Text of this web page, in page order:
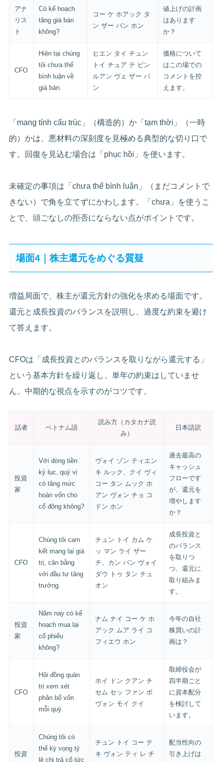
アナ
リス
ト
Có kế hoạch
tăng giá bán
không?
コー ケ ホアック タ
ン ザー バン ホン
値上げの計画
はあります
か？
CFO
Hiện tại chúng
tôi chưa thể
bình luận về
giá bán.
ヒエン タイ チュン
トイ チュア テ ビン
ルアン ヴェ ザー バ
ン
価格について
はこの場での
コメントを控
えます。
「mang tính cấu trúc」（構造的）か「tạm thời」（一時
的）かは、悪材料の深刻度を見極める典型的な切り口で
す。回復を見込む場合は「phục hồi」を使います。
未確定の事項は「chưa thể bình luận」（まだコメントで
きない）で角を立てずにかわします。「chưa」を使うこ
とで、頭ごなしの拒否にならない点がポイントです。
場面4｜株主還元をめぐる質疑
増益局面で、株主が還元方針の強化を求める場面です。
還元と成長投資のバランスを説明し、過度な約束を避け
て答えます。
CFOは「成長投資とのバランスを取りながら還元する」
という基本方針を繰り返し、単年の約束はしていませ
ん。中期的な視点を示すのがコツです。
話者 ベトナム語
読み方（カタカナ読
み）
日本語訳
投資
家
Với dòng tiền
kỷ lục, quý vị
có tăng mức
hoàn vốn cho
cổ đông không?
ヴォイ ゾン ティエン
キ ルック、クイ ヴィ
コー タン ムック ホ
アン ヴォン チョ コ
ドン ホン
過去最高の
キャッシュ
フローです
が、還元を
増やします
か？
CFO
Chúng tôi cam
kết mang lại giá
trị, cân bằng
với đầu tư tăng
trưởng.
チュン トイ カム ケ
ッ マン ライ ザー
チ、カン バン ヴォイ
ダウ トゥ タン チュ
オン
成長投資と
のバランス
を取りつ
つ、還元に
取り組みま
す。
投資
家
Năm nay có kế
hoạch mua lại
cổ phiếu
không?
ナム ナイ コー ケ ホ
アック ムア ライ コ
フィエウ ホン
今年の自社
株買いの計
画は？
CFO
Hội đồng quản
trị xem xét
phân bổ vốn
mỗi quý.
ホイ ドン クアン チ
セム セッ ファン ボ
ヴォン モイ クイ
取締役会が
四半期ごと
に資本配分
を検討して
います。
投資
Chúng tôi có
thể kỳ vọng tỷ
lệ chi trả cổ tức
チュン トイ コー テ
キ ヴォン ティ レ チ
配当性向の
引き上げは